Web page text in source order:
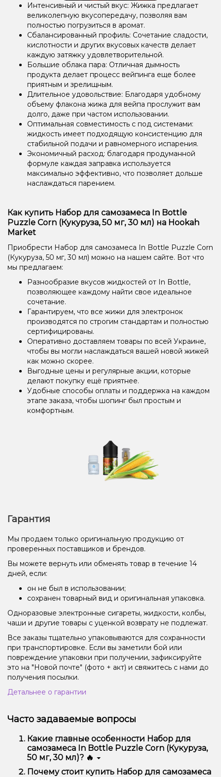
Интенсивный и чистый вкус: Жижка предлагает
великолепную вкусопередачу, позволяя вам
полностью погрузиться в аромат.
Сбалансированный профиль: Сочетание сладости,
кислотности и других вкусовых качеств делает
каждую затяжку удовлетворительной.
Большие облака пара: Отличная дымность
продукта делает процесс вейпинга еще более
приятным и зрелищным.
Длительное удовольствие: Благодаря удобному
объему флакона жижа для вейпа прослужит вам
долго, даже при частом использовании.
Оптимальная совместимость с под системами:
жидкость имеет подходящую консистенцию для
стабильной подачи и равномерного испарения.
Экономичный расход: благодаря продуманной
формуле каждая заправка используется
максимально эффективно, что позволяет дольше
наслаждаться парением.
Как купить Набор для самозамеса In Bottle
Puzzle Corn (Кукуруза, 50 мг, 30 мл) на Hookah
Market
Приобрести Набор для самозамеса In Bottle Puzzle Corn
(Кукуруза, 50 мг, 30 мл) можно на нашем сайте. Вот что
мы предлагаем:
Разнообразие вкусов жидкостей от In Bottle,
позволяющее каждому найти свое идеальное
сочетание.
Гарантируем, что все жижи для электронок
производятся по строгим стандартам и полностью
сертифицированы.
Оперативно доставляем товары по всей Украине,
чтобы вы могли наслаждаться вашей новой жижей
как можно скорее.
Выгодные цены и регулярные акции, которые
делают покупку ещё приятнее.
Удобные способы оплаты и поддержка на каждом
этапе заказа, чтобы шопинг был простым и
комфортным.
Гарантия
Мы продаем только оригинальную продукцию от
проверенных поставщиков и брендов.
Вы можете вернуть или обменять товар в течение 14
дней, если:
он не был в использовании;
сохранен товарный вид и оригинальная упаковка.
Одноразовые электронные сигареты, жидкости, колбы,
чаши и другие товары с уценкой возврату не подлежат.
Все заказы тщательно упаковываются для сохранности
при транспортировке. Если вы заметили бой или
повреждение упаковки при получении, зафиксируйте
это на "Новой почте" (фото + акт) и свяжитесь с нами до
получения посылки.
Детальнее о гарантии
Часто задаваемые вопросы
Какие главные особенности Набор для
самозамеса In Bottle Puzzle Corn (Кукуруза,
50 мг, 30 мл)? 🔥
Набор для самозамеса In Bottle Puzzle Corn
Почему стоит купить Набор для самозамеса